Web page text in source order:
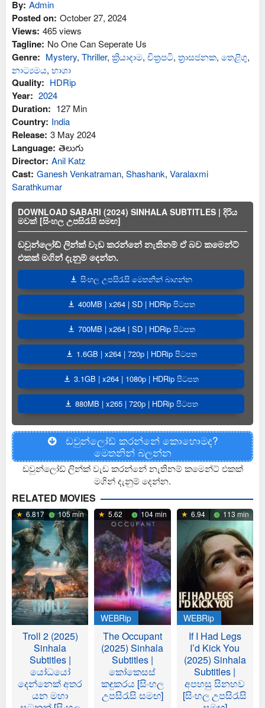
By: Admin
Posted on: October 27, 2024
Views: 465 views
Tagline: No One Can Seperate Us
Genre: Mystery, Thriller, ක්‍රියාදාම, චිත්‍රපටි, ත්‍රාසජනක, තෙළිගු,
නාට්‍යමය, භාශා
Quality: HDRip
Year: 2024
Duration: 127 Min
Country: India
Release: 3 May 2024
Language: తెలుగు
Director: Anil Katz
Cast: Ganesh Venkatraman, Shashank, Varalaxmi
Sarathkumar
DOWNLOAD SABARI (2024) SINHALA SUBTITLES | දිරිය
මවක් [සිංහල උපසිරැසි සමඟ]
ඩවුන්ලෝඩ් ලින්ක් වැඩ කරන්නේ නැතිනම් ඒ බව කමෙන්ට්
එකක් මගින් දැනුම් දෙන්න.
සිංහල උපසිරැසි මෙතනින් බාගන්න
400MB | x264 | SD | HDRip පිටපත
700MB | x264 | SD | HDRip පිටපත
1.6GB | x264 | 720p | HDRip පිටපත
3.1GB | x264 | 1080p | HDRip පිටපත
880MB | x265 | 720p | HDRip පිටපත
ඩවුන්ලෝඩ් කරන්නේ කොහොමද?
මෙතනින් බලන්න
ඩවුන්ලෝඩ් ලින්ක් වැඩ කරන්නේ නැතිනම් කමෙන්ට් එකක්
මගින් දැනුම් දෙන්න.
RELATED MOVIES
6.817 105 min
Troll 2 (2025)
Sinhala
Subtitles |
යෝධයෝ
දෙන්නෙක් අතර
යන මහා
5.62 104 min
WEBRip
The Occupant
(2025) Sinhala
Subtitles |
කෝකෙසස්
කඳුකරය [සිංහල
උපසිරැසි සමඟ]
6.94 113 min
WEBRip
If I Had Legs
I’d Kick You
(2025) Sinhala
Subtitles |
අපහසු සිනහව
[සිංහල උපසිරැසි